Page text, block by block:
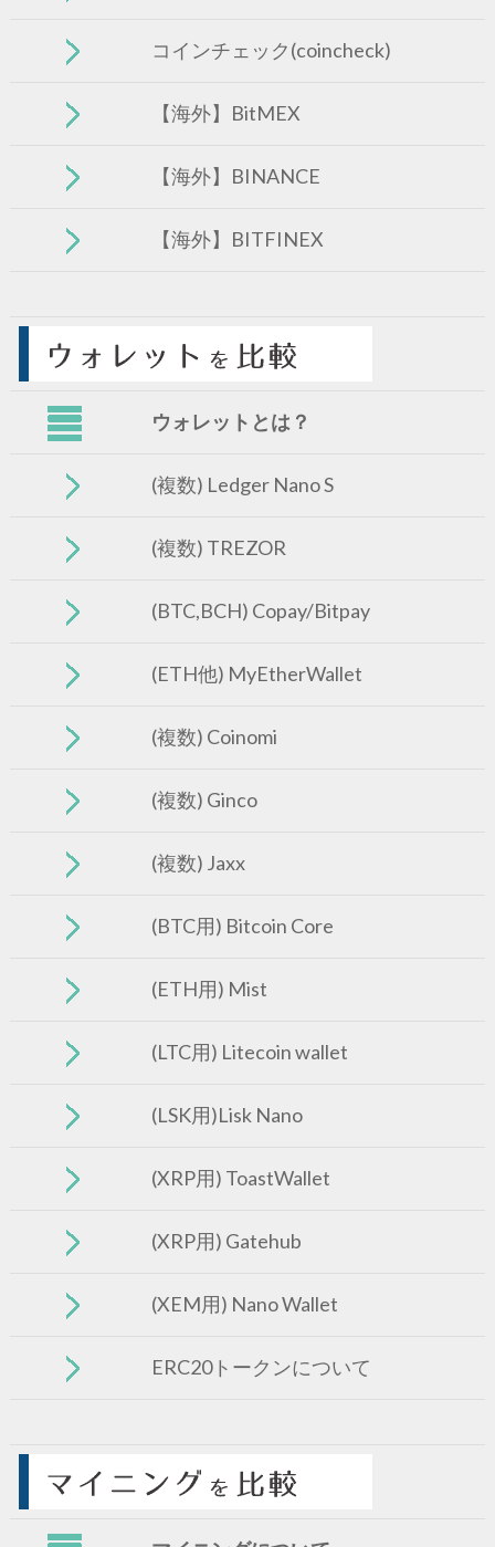
コインチェック(coincheck)
【海外】BitMEX
【海外】BINANCE
【海外】BITFINEX
ウォレットとは？
(複数) Ledger Nano S
(複数) TREZOR
(BTC,BCH) Copay/Bitpay
(ETH他) MyEtherWallet
(複数) Coinomi
(複数) Ginco
(複数) Jaxx
(BTC用) Bitcoin Core
(ETH用) Mist
(LTC用) Litecoin wallet
(LSK用)Lisk Nano
(XRP用) ToastWallet
(XRP用) Gatehub
(XEM用) Nano Wallet
ERC20トークンについて